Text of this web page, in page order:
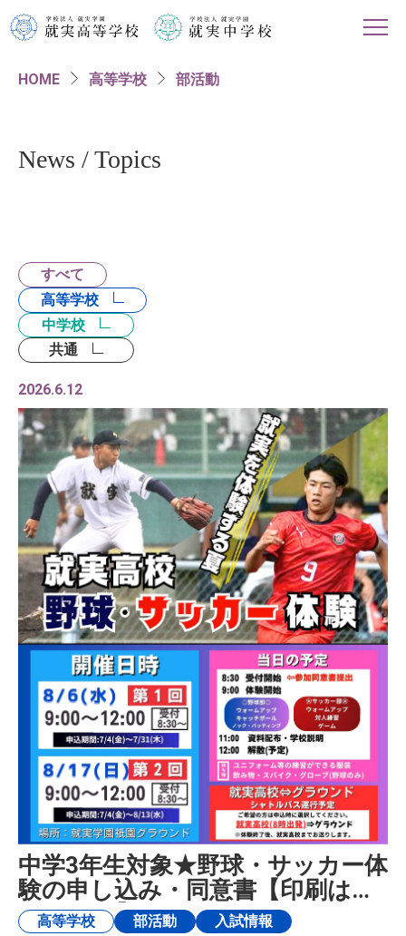
HOME
進路情報
入試・イベント情報
対象者別
受験生の方へ
在校生・保護者の方へ
卒業生の方へ
ご支援のお願い
HOME 高等学校 部活動
News / Topics
すべて
高等学校
中学校
共通
2026.6.12
中学3年生対象★野球・サッカー体
験の申し込み・同意書【印刷はこ
ちらから】
高等学校 部活動 入試情報